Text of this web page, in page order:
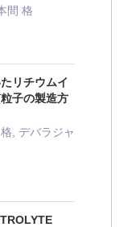
間 格
リチウムイ
子の製造方
, デバラジャ